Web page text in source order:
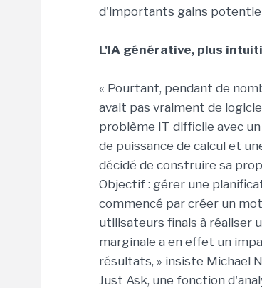
d'importants gains
L'IA générative, plus
« Pourtant, pendant de
avait pas vraiment de
problème IT difficile avec
de puissance de calcul et
décidé de construire sa
Objectif : gérer une
commencé par créer un
utilisateurs finals à réaliser
marginale a en effet un
résultats, » insiste Michael
Just Ask, une fonction